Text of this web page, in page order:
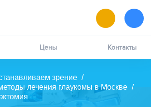
MAX
написать в чат
Цены Контакты
зрение /
лечения глаукомы в Москве /